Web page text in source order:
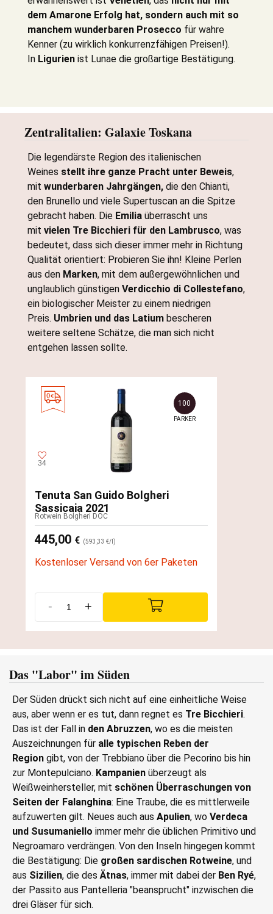
dem Amarone Erfolg hat, sondern auch mit so
manchem wunderbaren Prosecco für wahre
Kenner (zu wirklich konkurrenzfähigen Preisen!).
In Ligurien ist Lunae die großartige Bestätigung.
Zentralitalien: Galaxie Toskana
Die legendärste Region des italienischen
Weines stellt ihre ganze Pracht unter Beweis,
mit wunderbaren Jahrgängen, die den Chianti,
den Brunello und viele Supertuscan an die Spitze
gebracht haben. Die Emilia überrascht uns
mit vielen Tre Bicchieri für den Lambrusco, was
bedeutet, dass sich dieser immer mehr in Richtung
Qualität orientiert: Probieren Sie ihn! Kleine Perlen
aus den Marken, mit dem außergewöhnlichen und
unglaublich günstigen Verdicchio di Collestefano,
ein biologischer Meister zu einem niedrigen
Preis. Umbrien und das Latium bescheren
weitere seltene Schätze, die man sich nicht
entgehen lassen sollte.
34
100
PARKER
Tenuta San Guido Bolgheri
Sassicaia 2021
Rotwein Bolgheri DOC
445,00 € (593,33 €/l)
Kostenloser Versand von 6er Paketen
- +
Das "Labor" im Süden
Der Süden drückt sich nicht auf eine einheitliche Weise
aus, aber wenn er es tut, dann regnet es Tre Bicchieri.
Das ist der Fall in den Abruzzen, wo es die meisten
Auszeichnungen für alle typischen Reben der
Region gibt, von der Trebbiano über die Pecorino bis hin
zur Montepulciano. Kampanien überzeugt als
Weißweinhersteller, mit schönen Überraschungen von
Seiten der Falanghina: Eine Traube, die es mittlerweile
aufzuwerten gilt. Neues auch aus Apulien, wo Verdeca
und Susumaniello immer mehr die üblichen Primitivo und
Negroamaro verdrängen. Von den Inseln hingegen kommt
die Bestätigung: Die großen sardischen Rotweine, und
aus Sizilien, die des Ätnas, immer mit dabei der Ben Ryé,
der Passito aus Pantelleria "beansprucht" inzwischen die
drei Gläser für sich.